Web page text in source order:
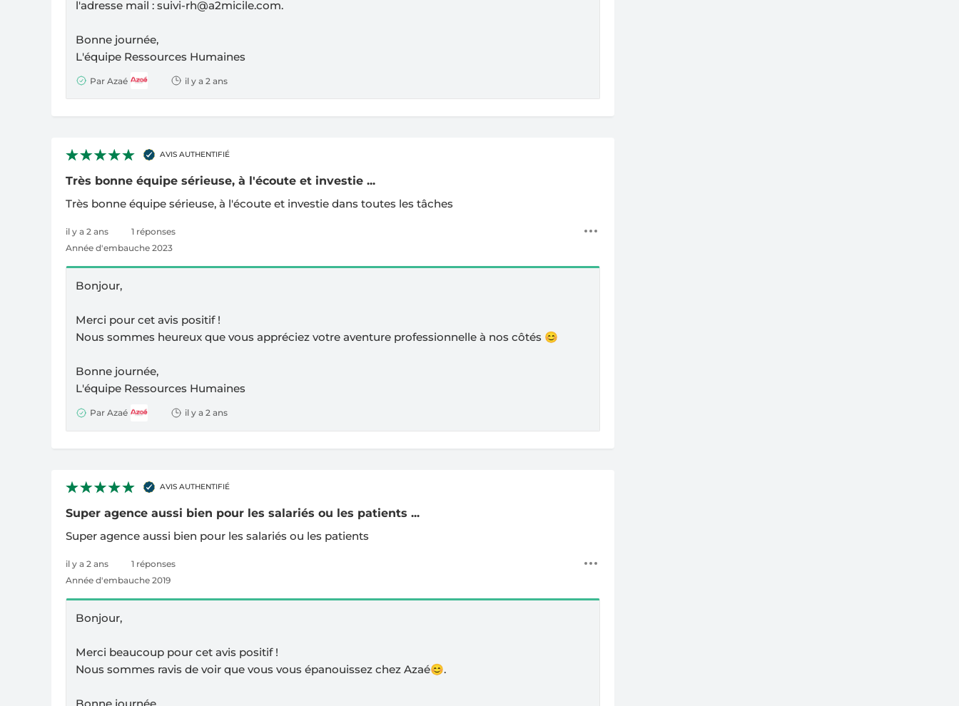
l'adresse mail : suivi-rh@a2micile.com.
Bonne journée,
L'équipe Ressources Humaines
Par Azaé il y a 2 ans
AVIS AUTHENTIFIÉ
Très bonne équipe sérieuse, à l'écoute et investie ...
Très bonne équipe sérieuse, à l'écoute et investie dans toutes les tâches
il y a 2 ans
1 réponses
Année d'embauche 2023
Bonjour,
Merci pour cet avis positif !
Nous sommes heureux que vous appréciez votre aventure professionnelle à nos côtés 😊
Bonne journée,
L'équipe Ressources Humaines
Par Azaé il y a 2 ans
AVIS AUTHENTIFIÉ
Super agence aussi bien pour les salariés ou les patients ...
Super agence aussi bien pour les salariés ou les patients
il y a 2 ans
1 réponses
Année d'embauche 2019
Bonjour,
Merci beaucoup pour cet avis positif !
Nous sommes ravis de voir que vous vous épanouissez chez Azaé😊.